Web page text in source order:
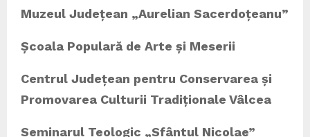
Muzeul Județean „Aurelian Sacerdoțeanu”
Școala Populară de Arte și Meserii
Centrul Județean pentru Conservarea și
Promovarea Culturii Tradiționale Vâlcea
Seminarul Teologic „Sfântul Nicolae”